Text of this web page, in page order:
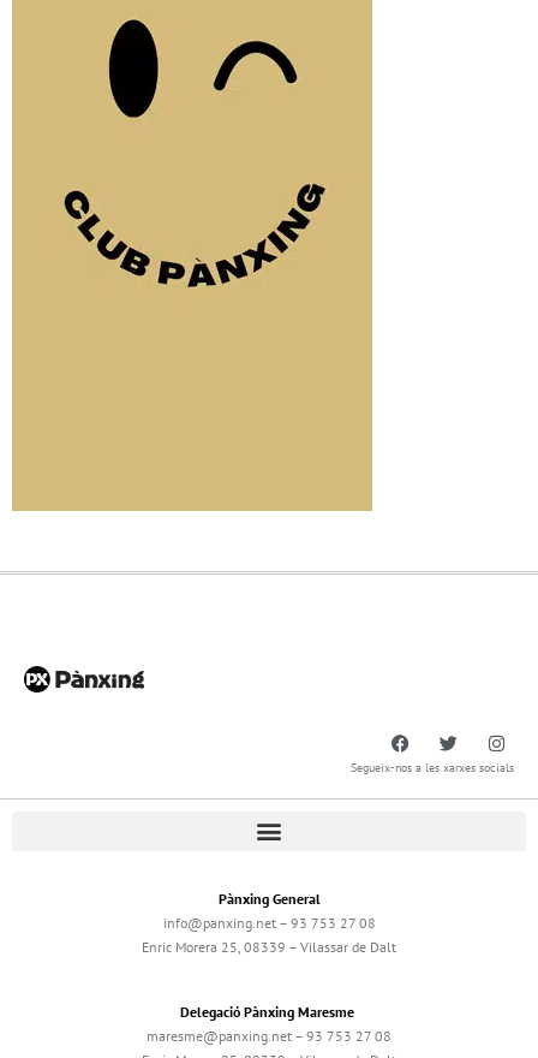
Segueix-nos a les xarxes socials
Pànxing General
info@panxing.net – 93 753 27 08
Enric Morera 25, 08339 – Vilassar de Dalt
Delegació Pànxing Maresme
maresme@panxing.net – 93 753 27 08